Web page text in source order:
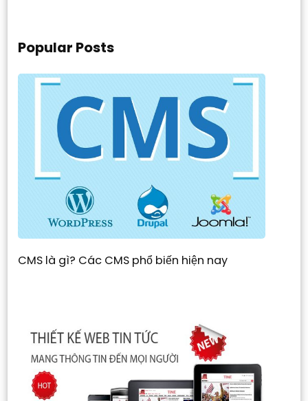
Popular Posts
CMS là gì? Các CMS phổ biến hiện nay